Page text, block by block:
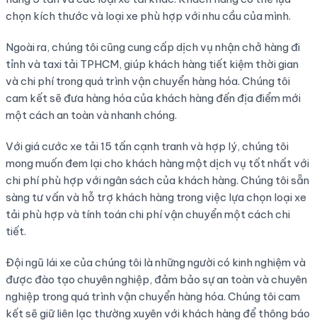
chọn kích thước và loại xe phù hợp với nhu cầu của mình.
Ngoài ra, chúng tôi cũng cung cấp dịch vụ nhận chở hàng đi
tỉnh và taxi tải TPHCM, giúp khách hàng tiết kiệm thời gian
và chi phí trong quá trình vận chuyển hàng hóa. Chúng tôi
cam kết sẽ đưa hàng hóa của khách hàng đến địa điểm mới
một cách an toàn và nhanh chóng.
Với giá cước xe tải 15 tấn cạnh tranh và hợp lý, chúng tôi
mong muốn đem lại cho khách hàng một dịch vụ tốt nhất với
chi phí phù hợp với ngân sách của khách hàng. Chúng tôi sẵn
sàng tư vấn và hỗ trợ khách hàng trong việc lựa chọn loại xe
tải phù hợp và tính toán chi phí vận chuyển một cách chi
tiết.
Đội ngũ lái xe của chúng tôi là những người có kinh nghiệm và
được đào tạo chuyên nghiệp, đảm bảo sự an toàn và chuyên
nghiệp trong quá trình vận chuyển hàng hóa. Chúng tôi cam
kết sẽ giữ liên lạc thường xuyên với khách hàng để thông báo